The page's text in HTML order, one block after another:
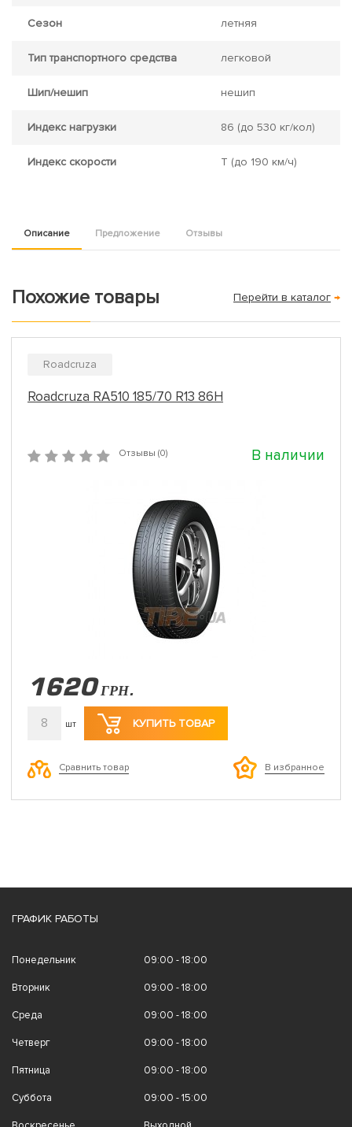
Сезон летняя
Тип транспортного средства легковой
Шип/нешип нешип
Индекс нагрузки 86 (до 530 кг/кол)
Индекс скорости T (до 190 км/ч)
Описание Предложение Отзывы
Похожие товары Перейти в каталог →
Roadcruza
Roadcruza RA510 185/70 R13 86H
Отзывы (0) В наличии
1620 ГРН.
8 шт КУПИТЬ ТОВАР
Сравнить товар В избранное
ГРАФИК РАБОТЫ
Понедельник 09:00 - 18:00
Вторник 09:00 - 18:00
Среда 09:00 - 18:00
Четверг 09:00 - 18:00
Пятница 09:00 - 18:00
Суббота 09:00 - 15:00